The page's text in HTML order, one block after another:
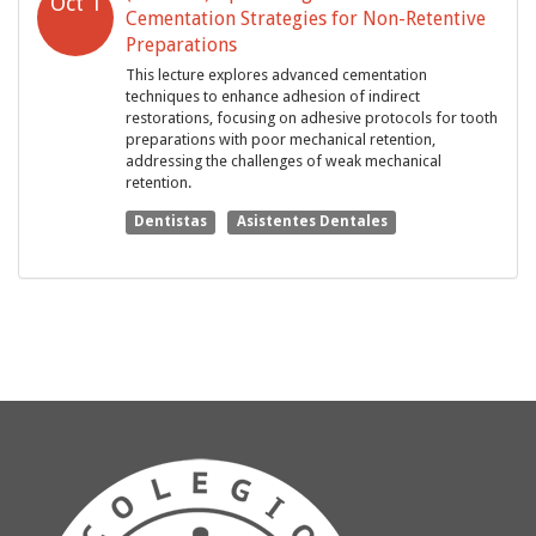
Cementation Strategies for Non-Retentive
Preparations
This lecture explores advanced cementation
techniques to enhance adhesion of indirect
restorations, focusing on adhesive protocols for tooth
preparations with poor mechanical retention,
addressing the challenges of weak mechanical
retention.
Dentistas Asistentes Dentales